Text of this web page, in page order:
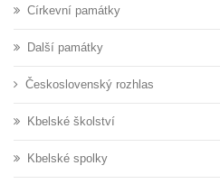
Církevní památky
Další památky
Československý rozhlas
Kbelské školství
Kbelské spolky